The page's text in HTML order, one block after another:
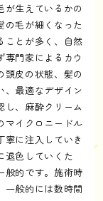
が生えているかの
の毛が細くなった
ことが多く、自然
門家によるカウ
頭皮の状態、髪の
、最適なデザイン
し、麻酔クリーム
マイクロニードル
に注入していき
退色していくた
般的です。施術時
一般的には数時間